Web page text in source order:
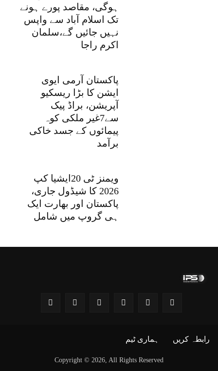
ہوگی، مقاصد پورے ہونے
تک اسلام آباد سے واپس
نہیں جائیں گے،سلمان
اکرم راجا
پاکستان آرمی ایوی
ایشن کا بڑا ریسکیو
آپریشن، براڈ پیک
سے7غیر ملکی کوہ
پیمائوں کے جسد خاکی
برآمد
ویمنز ٹی 20ایشیا کپ
2026 کا شیڈول جاری،
پاکستان اور بھارت ایک
ہی گروپ میں شامل
Copyright © 2026, All Rights Reserved
رابطہ کریں ہماری ٹیم